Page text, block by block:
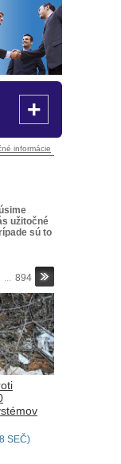
+
informácie
užitočné
sú to
... 894
SEČ)